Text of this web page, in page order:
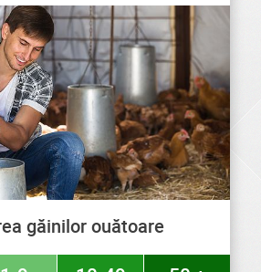
găinilor ouătoare